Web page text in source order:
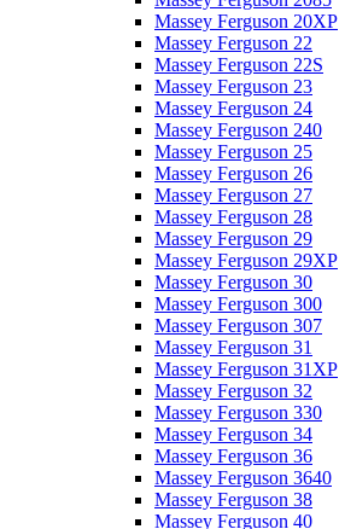
Massey Ferguson 20XP
Massey Ferguson 22
Massey Ferguson 22S
Massey Ferguson 23
Massey Ferguson 24
Massey Ferguson 240
Massey Ferguson 25
Massey Ferguson 26
Massey Ferguson 27
Massey Ferguson 28
Massey Ferguson 29
Massey Ferguson 29XP
Massey Ferguson 30
Massey Ferguson 300
Massey Ferguson 307
Massey Ferguson 31
Massey Ferguson 31XP
Massey Ferguson 32
Massey Ferguson 330
Massey Ferguson 34
Massey Ferguson 36
Massey Ferguson 3640
Massey Ferguson 38
Massey Ferguson 40